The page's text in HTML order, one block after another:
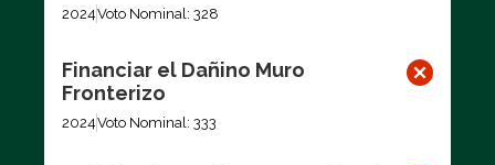
2024Voto Nominal: 328
Financiar el Dañino Muro
Fronterizo
2024Voto Nominal: 333